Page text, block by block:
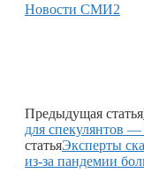
Новости СМИ2
Предыдущая статья
для спекулянтов —
статьяЭксперты
из-за пандемии